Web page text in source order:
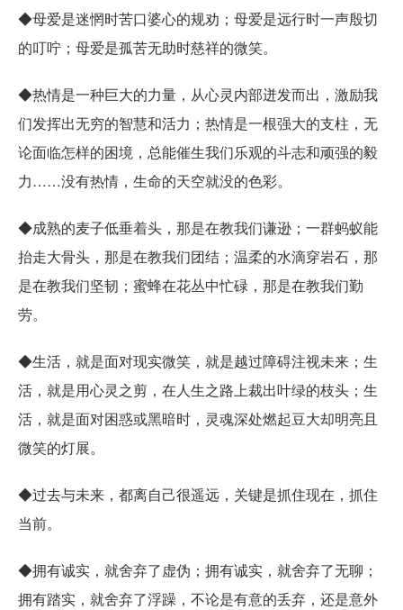
◆母爱是迷惘时苦口婆心的规劝；母爱是远行时一声殷切
的叮咛；母爱是孤苦无助时慈祥的微笑。
◆热情是一种巨大的力量，从心灵内部迸发而出，激励我
们发挥出无穷的智慧和活力；热情是一根强大的支柱，无
论面临怎样的困境，总能催生我们乐观的斗志和顽强的毅
力……没有热情，生命的天空就没的色彩。
◆成熟的麦子低垂着头，那是在教我们谦逊；一群蚂蚁能
抬走大骨头，那是在教我们团结；温柔的水滴穿岩石，那
是在教我们坚韧；蜜蜂在花丛中忙碌，那是在教我们勤
劳。
◆生活，就是面对现实微笑，就是越过障碍注视未来；生
活，就是用心灵之剪，在人生之路上裁出叶绿的枝头；生
活，就是面对困惑或黑暗时，灵魂深处燃起豆大却明亮且
微笑的灯展。
◆过去与未来，都离自己很遥远，关键是抓住现在，抓住
当前。
◆拥有诚实，就舍弃了虚伪；拥有诚实，就舍弃了无聊；
拥有踏实，就舍弃了浮躁，不论是有意的丢弃，还是意外